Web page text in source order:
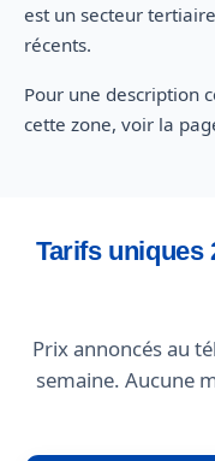
est un secteur
récents.
Pour une description
cette zone, voir la
Tarifs uniques
Prix annoncés au
semaine. Aucune